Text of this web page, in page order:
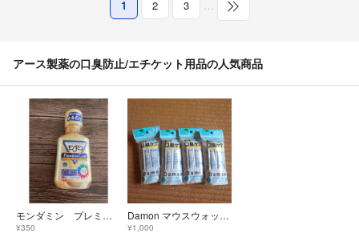
1 2 3 …
アース製薬の口臭防止/エチケット用品の人気商品
モンダミン プレミアムケア すっきりレギュラータイプ 80ml
¥350
Damon マウスウォッシュ 12ml x5本入り 4袋セット リラックスミント
¥1,000